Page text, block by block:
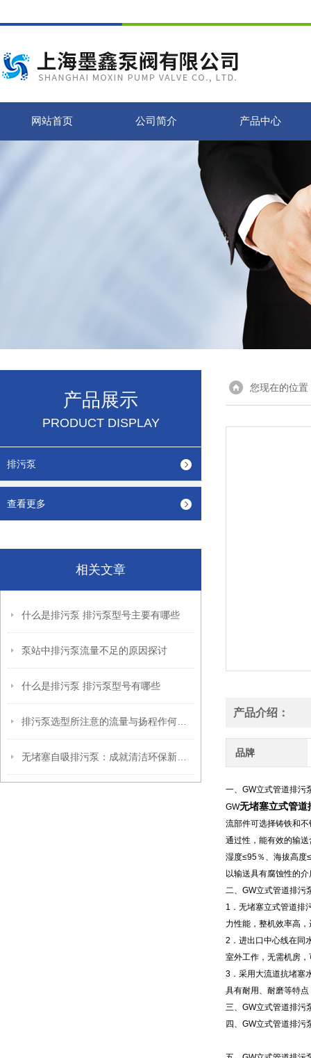
网站首页 公司简介 产品中心
产品展示
PRODUCT DISPLAY
排污泵
查看更多
相关文章
什么是排污泵 排污泵型号主要有哪些
泵站中排污泵流量不足的原因探讨
什么是排污泵 排污泵型号有哪些
您现在的位置
产品介绍：
品牌
一、GW立式管道排污
GW无堵塞立式管道
流部件可选择铸铁和
通过性，能有效的输
湿度≤95％、海拔高度
以输送具有腐蚀性的介
二、GW立式管道排污
1 ． 无堵塞立式管道排
力性能，整机效率高
2 ．进出口中心线在
室外工作，无需机房
3．采用大流道抗堵塞
具有耐用、耐磨等特
三、GW立式管道排污
四、GW立式管道排污